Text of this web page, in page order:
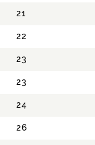
21
22
23
23
24
26